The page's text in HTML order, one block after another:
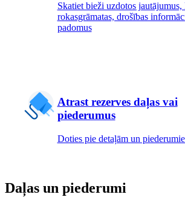
Skatiet bieži uzdotos jautājumus,
rokasgrāmatas, drošības
padomus
Atrast rezerves daļas vai
piederumus
Doties pie detaļām un
Daļas un piederumi